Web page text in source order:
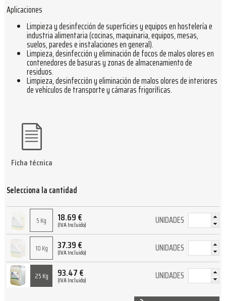
Aplicaciones
Limpieza y desinfección de superficies y equipos en hostelería e
industria alimentaria (cocinas, maquinaria, equipos, mesas,
suelos, paredes e instalaciones en general).
Limpieza, desinfección y eliminación de focos de malos olores en
contenedores de basuras y zonas de almacenamiento de
residuos.
Limpieza, desinfección y eliminación de malos olores de interiores
de vehículos de transporte y cámaras frigoríficas.
Selecciona la cantidad
5 Kg 18.69€
(IVA Incluido) UNIDADES
10 Kg 37.39€
(IVA Incluido) UNIDADES
25 Kg 93.47€
(IVA Incluido) UNIDADES
Ficha técnica